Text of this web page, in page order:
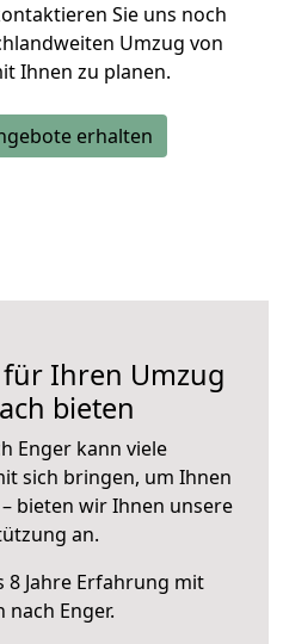
Sie uns noch
Umzug von
Ihnen zu planen.
erhalten
Ihren Umzug
bieten
Enger kann viele
sich bringen, um Ihnen
bieten wir Ihnen unsere
an.
8 Jahre Erfahrung mit
nach Enger.